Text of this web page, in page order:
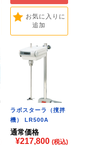
お気に入りに
追加
ラボスターラ（撹拌
機） LR500A
通常価格
¥217,800(税込)